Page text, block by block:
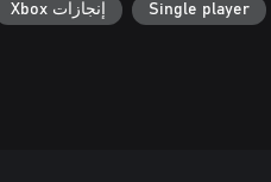
Single player إنجازات Xbox